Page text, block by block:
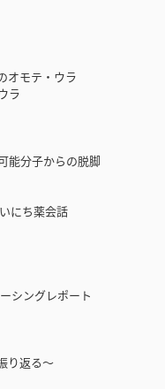
オモテ・ウラ
ラ
能分子からの脱脚
にち薬会話
シングレポート
り返る〜